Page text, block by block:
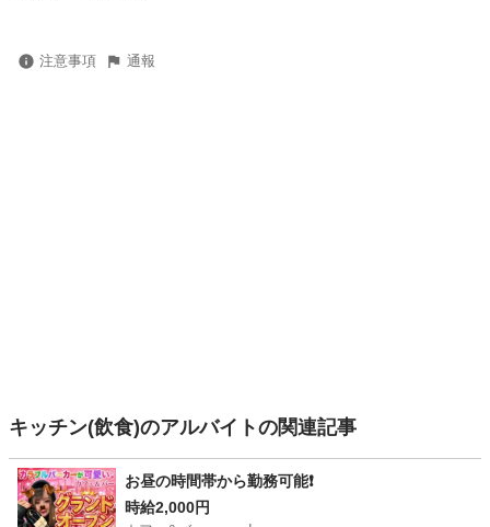
注意事項 通報
キッチン(飲食)のアルバイトの関連記事
お昼の時間帯から勤務可能❗️
時給2,000円